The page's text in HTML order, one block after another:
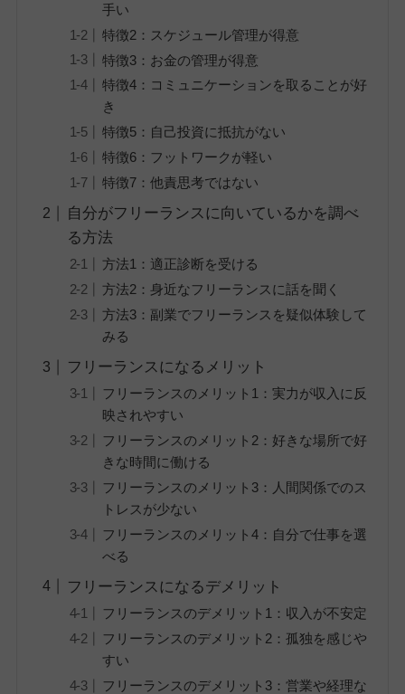
手い
特徴2：スケジュール管理が得意
特徴3：お金の管理が得意
特徴4：コミュニケーションを取ることが好
き
特徴5：自己投資に抵抗がない
特徴6：フットワークが軽い
特徴7：他責思考ではない
自分がフリーランスに向いているかを調べ
る方法
方法1：適正診断を受ける
方法2：身近なフリーランスに話を聞く
方法3：副業でフリーランスを疑似体験して
みる
フリーランスになるメリット
フリーランスのメリット1：実力が収入に反
映されやすい
フリーランスのメリット2：好きな場所で好
きな時間に働ける
フリーランスのメリット3：人間関係でのス
トレスが少ない
フリーランスのメリット4：自分で仕事を選
べる
フリーランスになるデメリット
フリーランスのデメリット1：収入が不安定
フリーランスのデメリット2：孤独を感じや
すい
フリーランスのデメリット3：営業や経理な